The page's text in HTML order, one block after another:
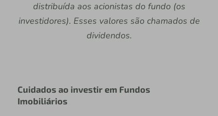
distribuída aos acionistas do fundo (os
investidores). Esses valores são chamados de
dividendos.
Cuidados ao investir em Fundos
Imobiliários